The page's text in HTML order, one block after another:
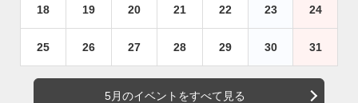
18 19 20 21 22 23 24
25 26 27 28 29 30 31
5月のイベントをすべて見る